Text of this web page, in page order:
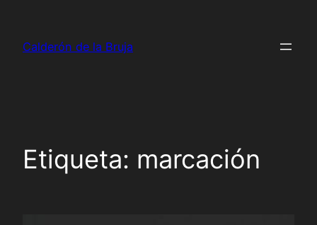
contenido
Calderón de la Bruja
Etiqueta: marcación